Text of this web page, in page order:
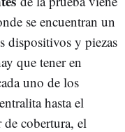
se encuentran un
dispositivos y piezas
que tener en
uno de los
hasta el
cobertura, el